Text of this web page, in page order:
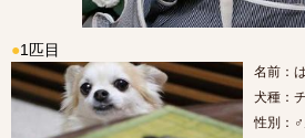
●1匹目
名前：
犬種：
性別：